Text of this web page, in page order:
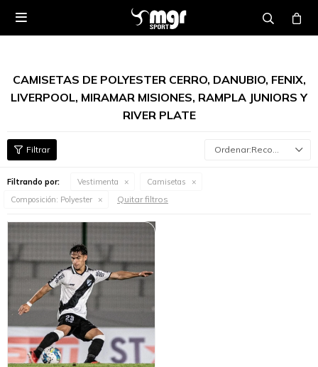

CAMISETAS DE POLYESTER CERRO, DANUBIO, FENIX,
LIVERPOOL, MIRAMAR MISIONES, RAMPLA JUNIORS Y
RIVER PLATE
Recomendados
Filtrando por: Vestimenta
Camisetas
Composición: Polyester Quitar filtros